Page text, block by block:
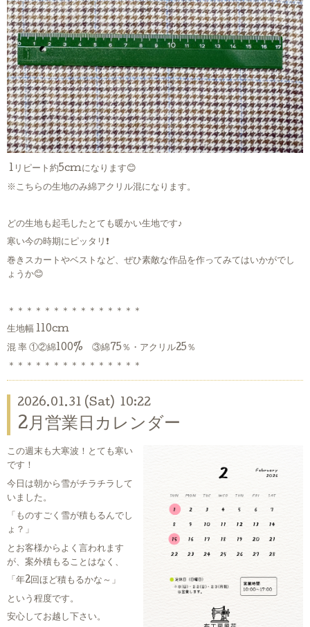
1リピート約5cmになります😊
※こちらの生地のみ綿アクリル混になります。
どの生地も起毛したとても暖かい生地です♪
寒い今の時期にピッタリ❗️
巻きスカートやベストなど、ぜひ素敵な作品を作ってみてはいかがでし
ょうか😊
＊＊＊＊＊＊＊＊＊＊＊＊＊＊＊
生地幅 110cm
混 率 ①②綿100% ③綿75％・アクリル25％
＊＊＊＊＊＊＊＊＊＊＊＊＊＊＊
2026.01.31 (Sat) 10:22
2月営業日カレンダー
この週末も大寒波！とても寒い
です！
今日は朝から雪がチラチラして
いました。
「ものすごく雪が積もるんでし
ょ？」
とお客様からよく言われます
が、案外積もることはなく、
「年2回ほど積もるかな～」
という程度です。
安心してお越し下さい。